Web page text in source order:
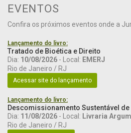
EVENTOS
Confira os próximos eventos onde a
Lançamento do livro:
Tratado de Bioética e Direito
Dia: 10/08/2026 - Local: EMERJ
Rio de Janeiro / RJ
Acessar site do lançamento
Lançamento do livro:
Descomissionamento Sustentável
Dia: 11/08/2026 - Local: Livraria
Rio de Janeiro / RJ